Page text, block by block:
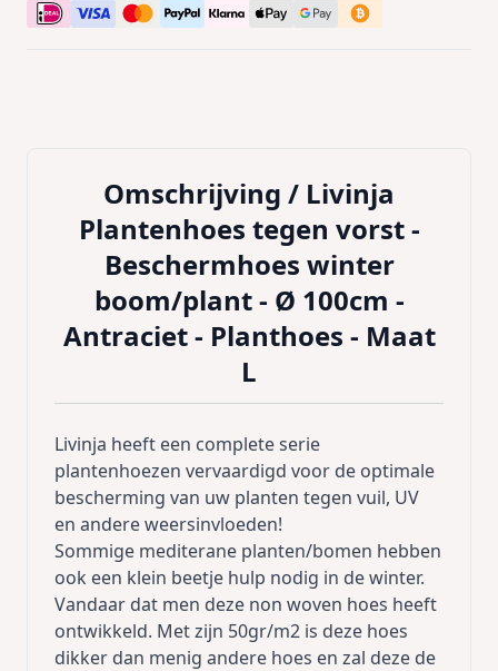
Omschrijving / Livinja
Plantenhoes tegen vorst -
Beschermhoes winter
boom/plant - Ø 100cm -
Antraciet - Planthoes - Maat
L
Livinja heeft een complete serie
plantenhoezen vervaardigd voor de optimale
bescherming van uw planten tegen vuil, UV
en andere weersinvloeden!
Sommige mediterane planten/bomen hebben
ook een klein beetje hulp nodig in de winter.
Vandaar dat men deze non woven hoes heeft
ontwikkeld. Met zijn 50gr/m2 is deze hoes
dikker dan menig andere hoes en zal deze de